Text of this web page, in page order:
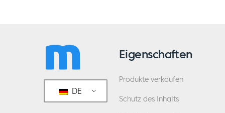
DE
Eigenschaften
Produkte verkaufen
Schutz des Inhalts